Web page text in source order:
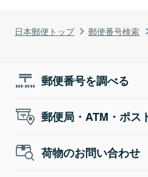
日本郵便トップ 郵便番号検索
郵便番号を調べる
郵便局・ATM・ポス
荷物のお問い合わせ